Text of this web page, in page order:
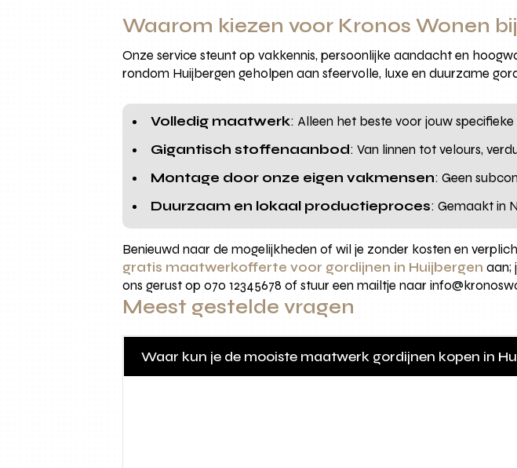
Waarom kiezen voor Kronos Wonen
Onze service steunt op vakkennis, persoonlijke aandacht en
rondom Huijbergen geholpen aan sfeervolle, luxe en duurzame
Volledig maatwerk: Alleen het beste voor jouw
Gigantisch stoffenaanbod: Van linnen tot velours,
Montage door onze eigen vakmensen: Geen
Duurzaam en lokaal productieproces: Gemaakt in
Benieuwd naar de mogelijkheden of wil je zonder kosten en
gratis maatwerkofferte voor gordijnen in Huijbergen aan;
ons gerust op 070 12345678 of stuur een mailtje naar
Meest gestelde vragen
Waar kun je de mooiste maatwerk gordijnen kopen in